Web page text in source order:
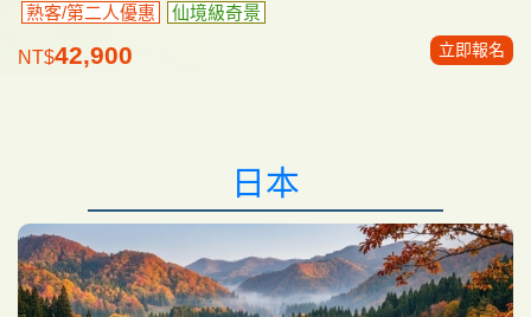
熟客/第二人優惠 仙境級奇景
NT$42,900 立即報名
日本